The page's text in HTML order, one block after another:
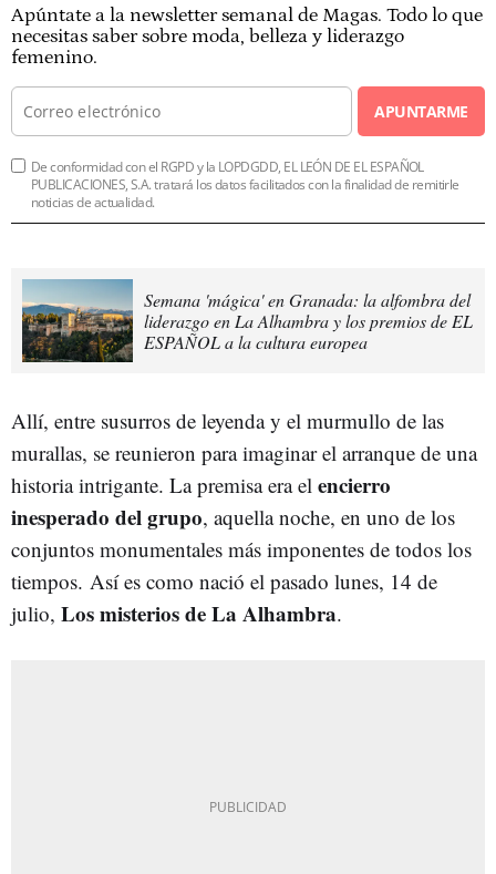
Apúntate a la newsletter semanal de Magas. Todo lo que
necesitas saber sobre moda, belleza y liderazgo
femenino.
APUNTARME
De conformidad con el RGPD y la LOPDGDD, EL LEÓN DE EL ESPAÑOL
PUBLICACIONES, S.A. tratará los datos facilitados con la finalidad de remitirle
noticias de actualidad.
Semana 'mágica' en Granada: la alfombra del
liderazgo en La Alhambra y los premios de EL
ESPAÑOL a la cultura europea
Allí, entre susurros de leyenda y el murmullo de las
murallas, se reunieron para imaginar el arranque de una
historia intrigante. La premisa era el encierro
inesperado del grupo, aquella noche, en uno de los
conjuntos monumentales más imponentes de todos los
tiempos. Así es como nació el pasado lunes, 14 de
julio, Los misterios de La Alhambra.